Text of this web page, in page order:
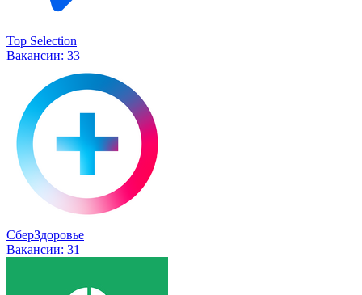
Top Selection
Вакансии: 33
СберЗдоровье
Вакансии: 31